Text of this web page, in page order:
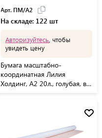
Арт. ПМ/А2
На складе: 122 шт
Авторизуйтесь , чтобы
увидеть цену
Бумага масштабно-
координатная Лилия
Холдинг, А2 20л., голубая, в